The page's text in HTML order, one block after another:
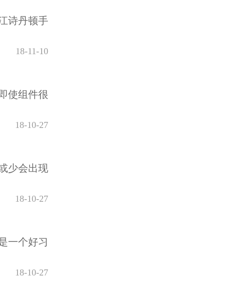
诗丹顿手
18-11-10
使组件很
18-10-27
少会出现
18-10-27
一个好习
18-10-27